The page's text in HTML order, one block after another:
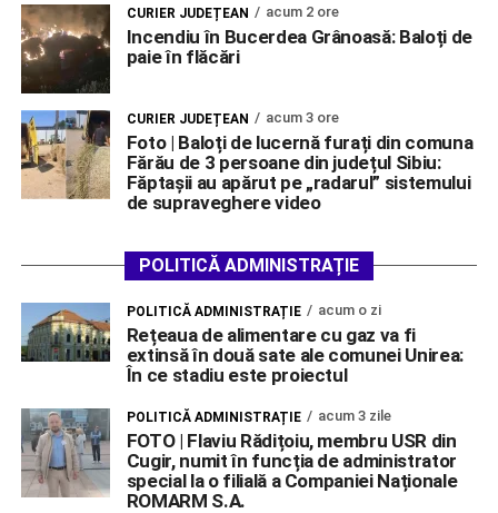
CURIER JUDEȚEAN acum 2 ore
Incendiu în Bucerdea Grânoasă: Baloți de
paie în flăcări
CURIER JUDEȚEAN acum 3 ore
Foto | Baloți de lucernă furați din comuna
Fărău de 3 persoane din județul Sibiu:
Făptașii au apărut pe „radarul” sistemului
de supraveghere video
POLITICĂ ADMINISTRAȚIE
POLITICĂ ADMINISTRAȚIE acum o zi
Rețeaua de alimentare cu gaz va fi
extinsă în două sate ale comunei Unirea:
În ce stadiu este proiectul
POLITICĂ ADMINISTRAȚIE acum 3 zile
FOTO | Flaviu Rădițoiu, membru USR din
Cugir, numit în funcția de administrator
special la o filială a Companiei Naționale
ROMARM S.A.